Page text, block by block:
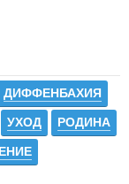
ДИФФЕНБАХИЯ
УХОД РОДИНА